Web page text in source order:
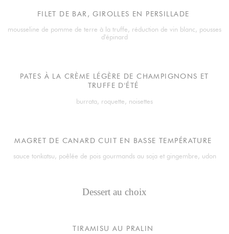
FILET DE BAR, GIROLLES EN PERSILLADE
mousseline de pomme de terre à la truffe, réduction de vin blanc, pousses
d'épinard
PATES À LA CRÈME LÉGÈRE DE CHAMPIGNONS ET
TRUFFE D'ÉTÉ
burrata, roquette, noisettes
MAGRET DE CANARD CUIT EN BASSE TEMPÉRATURE
sauce tonkatsu, poêlée de pois gourmands au soja et gingembre, udon
Dessert au choix
TIRAMISU AU PRALIN